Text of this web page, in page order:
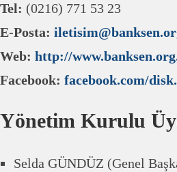
Tel: (0216) 771 53 23
E-Posta:
Web: http://
Facebook: facebook.com/
Yönetim Kurulu
Selda GÜNDÜZ (Genel